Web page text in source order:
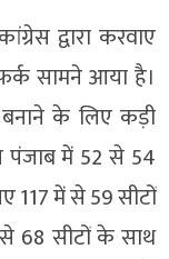
द्वारा करवाए
सामने आया है।
के लिए कड़ी
पंजाब में 52 से 54
117 में से 59 सीटों
68 सीटों के साथ